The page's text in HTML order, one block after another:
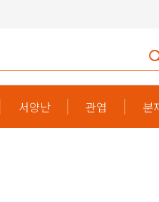
서양난 관엽 분